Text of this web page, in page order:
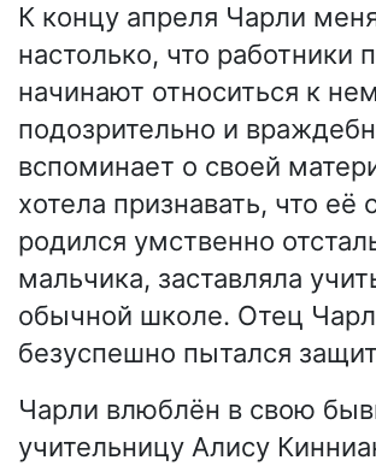
К концу апреля Чарли
настолько, что работники
начинают относиться к
подозрительно и
вспоминает о своей
хотела признавать, что её
родился умственно
мальчика, заставляла
обычной школе. Отец
безуспешно пытался
Чарли влюблён в свою
учительницу Алису